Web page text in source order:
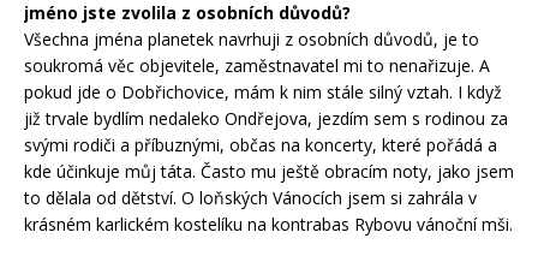
jméno jste zvolila z osobních důvodů?
Všechna jména planetek navrhuji z osobních důvodů, je to
soukromá věc objevitele, zaměstnavatel mi to nenařizuje. A
pokud jde o Dobřichovice, mám k nim stále silný vztah. I když
již trvale bydlím nedaleko Ondřejova, jezdím sem s rodinou za
svými rodiči a příbuznými, občas na koncerty, které pořádá a
kde účinkuje můj táta. Často mu ještě obracím noty, jako jsem
to dělala od dětství. O loňských Vánocích jsem si zahrála v
krásném karlickém kostelíku na kontrabas Rybovu vánoční mši.